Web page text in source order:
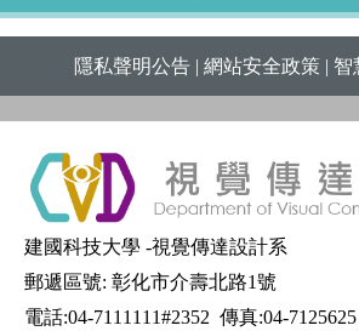
隱私聲明公告 | 網站安全政策 | 智
建國科技大學 -視覺傳達設計系
郵遞區號: 彰化市介壽北路1號
電話:04-7111111#2352 傳真:04-7125625